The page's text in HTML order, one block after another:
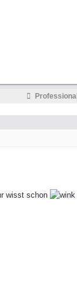
Professional
wisst schon